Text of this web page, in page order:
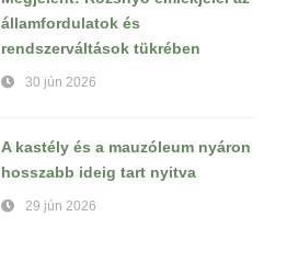
államfordulatok és
rendszerváltások tükrében
30 jún 2026
A kastély és a mauzóleum nyáron
hosszabb ideig tart nyitva
29 jún 2026